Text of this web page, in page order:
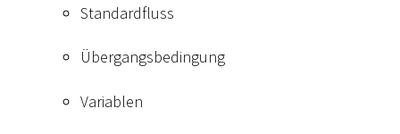
Standardfluss
Übergangsbedingung
Variablen